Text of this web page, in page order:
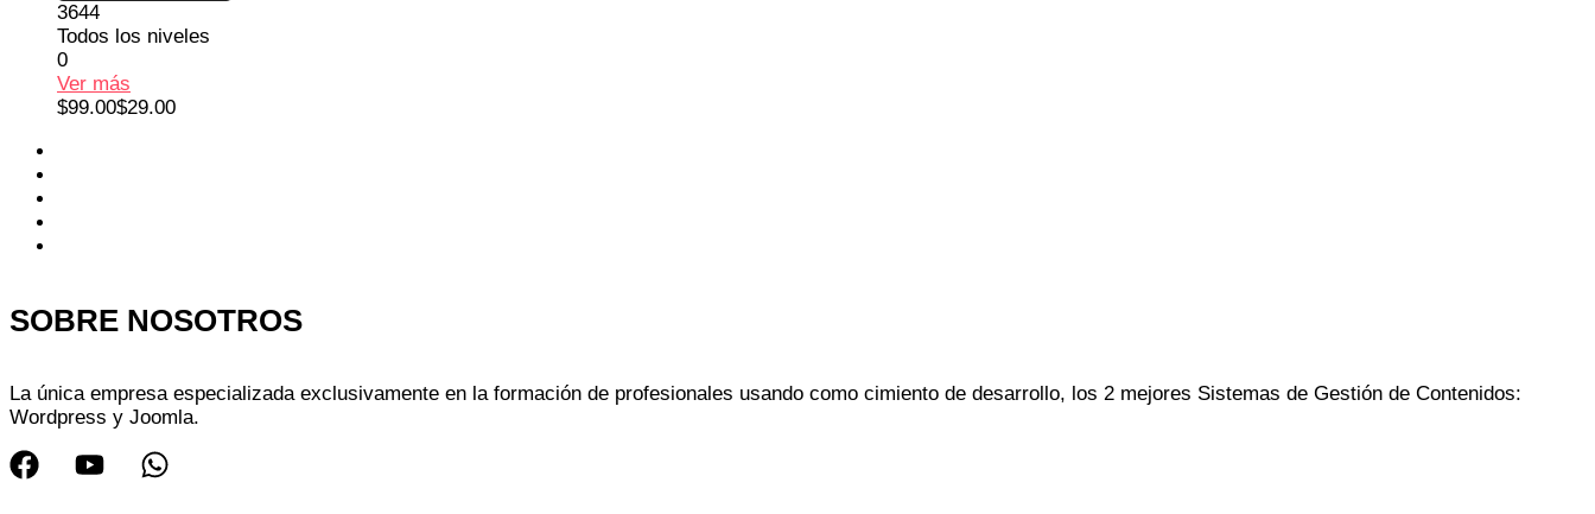
3644
Todos los niveles
0
Ver más
$99.00$29.00
SOBRE NOSOTROS
La única empresa especializada exclusivamente en la formación de profesionales usando como cimiento de desarrollo, los 2 mejores Sistemas de Gestión de Contenidos:
Wordpress y Joomla.